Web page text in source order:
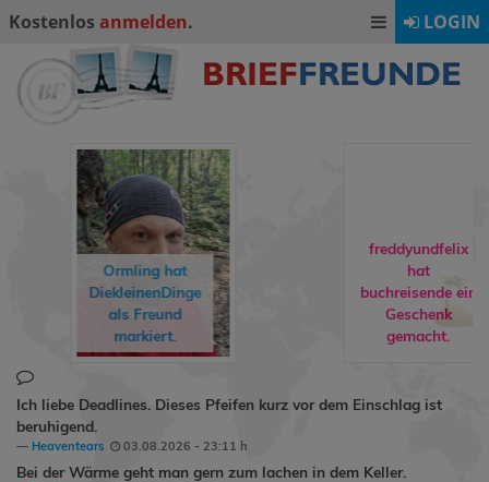
Kostenlos anmelden. LOGIN
freddyundfelix
hat
buchreisendeein
Geschenk
gemacht.
rebuat1974
Milly24
Freund
Ich liebe Deadlines. Dieses Pfeifen kurz vor dem Einschlag ist
beruhigend.
Heaventears 03.08.2026 - 23:11 h
Bei der Wärme geht man gern zum lachen in dem Keller.